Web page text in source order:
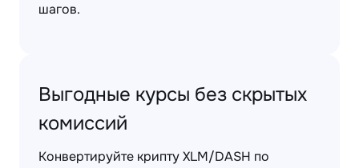
шагов.
Выгодные курсы без скрытых
комиссий
Конвертируйте крипту XLM/DASH по